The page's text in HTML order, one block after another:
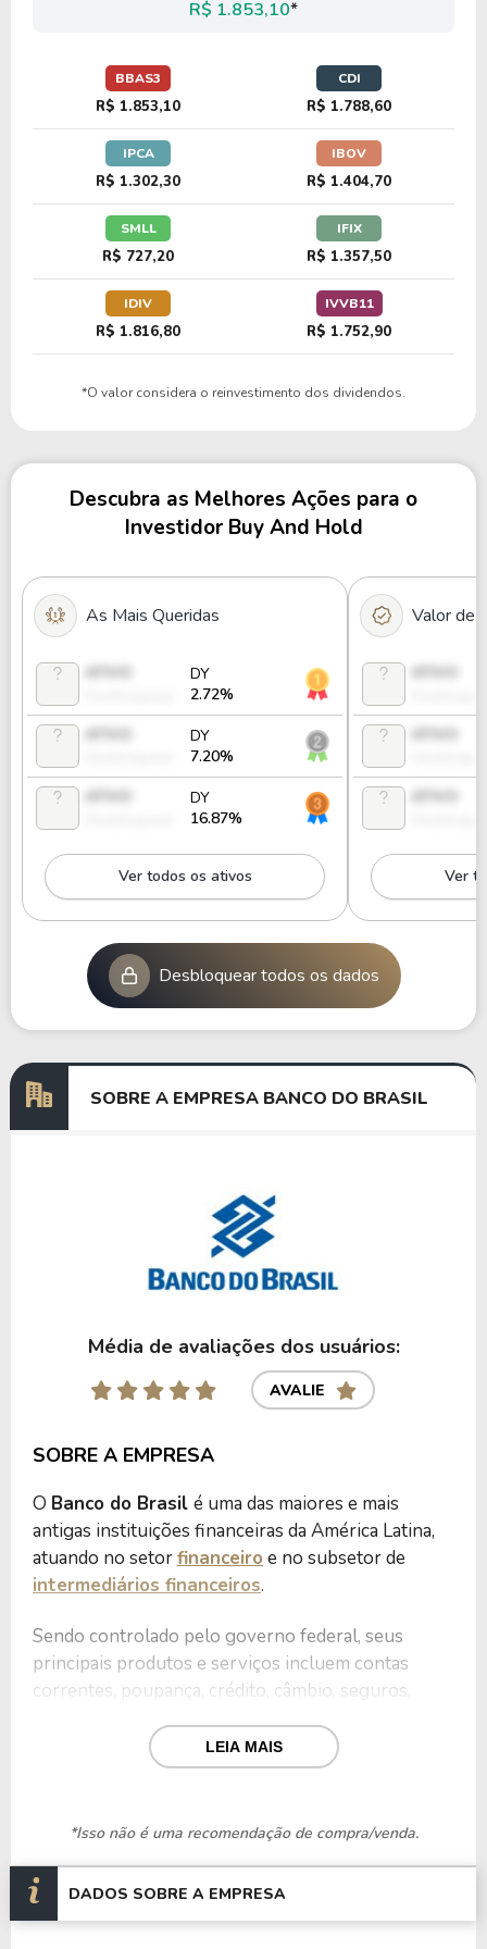
R$ 1.853,10*
BBAS3
R$ 1.853,10
CDI
R$ 1.788,60
IPCA
R$ 1.302,30
IBOV
R$ 1.404,70
SMLL
R$ 727,20
IFIX
R$ 1.357,50
IDIV
R$ 1.816,80
IVVB11
R$ 1.752,90
*O valor considera o reinvestimento dos dividendos.
Descubra as Melhores Ações para o
Investidor Buy And Hold
As Mais Queridas
DY
2.72%
DY
7.20%
DY
16.87%
Ver todos os ativos
Valor de
Ver
Desbloquear todos os dados
SOBRE A EMPRESA BANCO DO BRASIL
Média de avaliações dos usuários:
AVALIE
SOBRE A EMPRESA
O Banco do Brasil é uma das maiores e mais
antigas instituições financeiras da América Latina,
atuando no setorfinanceiro e no subsetor de
intermediários financeiros.
Sendo controlado pelo governo federal, seus
principais produtos e serviços incluem contas
correntes, poupança, crédito, câmbio, seguros,
gestão de ativos.
internacionais, em países como Alemanha,
Japão, China e outros.
Além do foco em inovação em soluções financeiras
LEIA MAIS
*Isso não é uma recomendação de compra/venda.
DADOS SOBRE A EMPRESA